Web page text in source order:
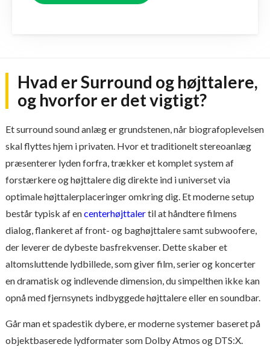
Hvad er Surround og højttalere,
og hvorfor er det vigtigt?
Et surround sound anlæg er grundstenen, når biografoplevelsen
skal flyttes hjem i privaten. Hvor et traditionelt stereoanlæg
præsenterer lyden forfra, trækker et komplet system af
forstærkere og højttalere dig direkte ind i universet via
optimale højttalerplaceringer omkring dig. Et moderne setup
består typisk af encenterhøjttalertil at håndtere filmens
dialog, flankeret af front- og baghøjttalere samt subwoofere,
der leverer de dybeste basfrekvenser. Dette skaber et
altomsluttende lydbillede, som giver film, serier og koncerter
en dramatisk og indlevende dimension, du simpelthen ikke kan
opnå med fjernsynets indbyggede højttalere eller en soundbar.
Går man et spadestik dybere, er moderne systemer baseret på
objektbaserede lydformater som Dolby Atmos og DTS:X.